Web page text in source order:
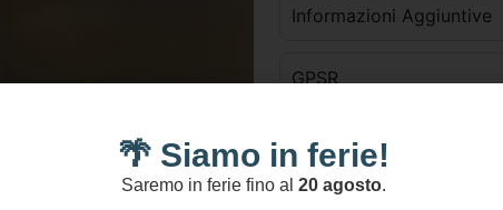
Informazioni Aggiuntive
GPSR
Aggiungi Al Carrello
Aggiungi confezione
🌴 Siamo in ferie!
Saremo in ferie fino al 20 agosto.